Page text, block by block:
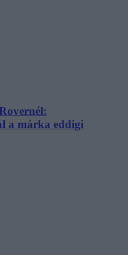
a márka eddigi